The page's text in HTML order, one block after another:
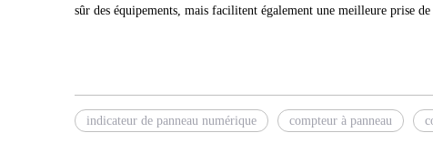
sûr des équipements, mais facilitent également une meilleure prise
indicateur de panneau numérique compteur à panneau